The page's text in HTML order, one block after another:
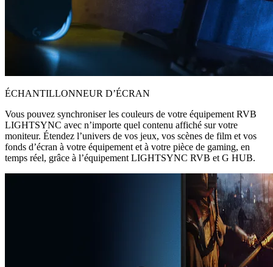
ÉCHANTILLONNEUR D’ÉCRAN
Vous pouvez synchroniser les couleurs de votre équipement RVB
LIGHTSYNC avec n’importe quel contenu affiché sur votre
moniteur. Étendez l’univers de vos jeux, vos scènes de film et vos
fonds d’écran à votre équipement et à votre pièce de gaming, en
temps réel, grâce à l’équipement LIGHTSYNC RVB et G HUB.